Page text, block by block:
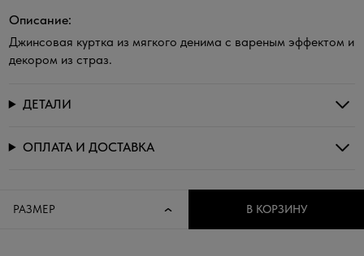
Описание:
Джинсовая куртка из мягкого денима с вареным эффектом и
декором из страз.
ДЕТАЛИ
ОПЛАТА И ДОСТАВКА
РАЗМЕР В КОРЗИНУ